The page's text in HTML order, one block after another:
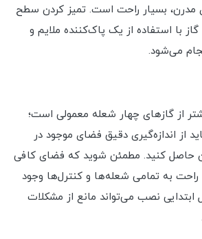
مدرن، بسیار راحت است. تمیز کردن سطح
با استفاده از یک پاک‌کننده ملایم و
می‌شود.
از گازهای چهار شعله معمولی است؛
از اندازه‌گیری دقیق فضای موجود در
حاصل کنید. مطمئن شوید که فضای کافی
به تمامی شعله‌ها و کنترل‌ها وجود
ابتدایی نصب می‌تواند مانع از مشکلات